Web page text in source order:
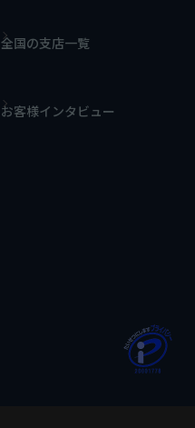
全国の支店一覧
お客様インタビュー